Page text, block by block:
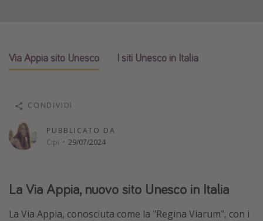
Vacanze al mare
Altri argomenti
Travel magazine
Festività del 2026
Città più visitate
Via Appia sito Unesco I siti Unesco in Italia
PUBBLICATO DA
Cipi · 29/07/2024
CONDIVIDI
La Via Appia, nuovo sito Unesco in Italia
La Via Appia, conosciuta come la "Regina Viarum", con i